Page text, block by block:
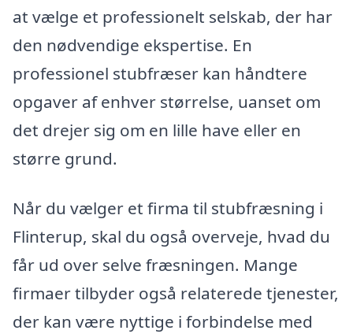
at vælge et professionelt selskab, der har
den nødvendige ekspertise. En
professionel stubfræser kan håndtere
opgaver af enhver størrelse, uanset om
det drejer sig om en lille have eller en
større grund.
Når du vælger et firma til stubfræsning i
Flinterup, skal du også overveje, hvad du
får ud over selve fræsningen. Mange
firmaer tilbyder også relaterede tjenester,
der kan være nyttige i forbindelse med